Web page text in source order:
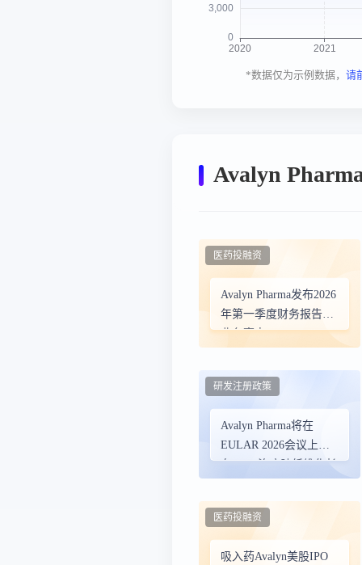
*数据仅为示例数据， 请
Avalyn
Avalyn Pharma发布2026
年第一季度财务报告及
业务亮点
医药投融资
Avalyn Pharma将在
EULAR 2026会议上公
布AP01治疗肺纤维化长
研发注册政策
吸入药Avalyn美股IPO
医药投融资